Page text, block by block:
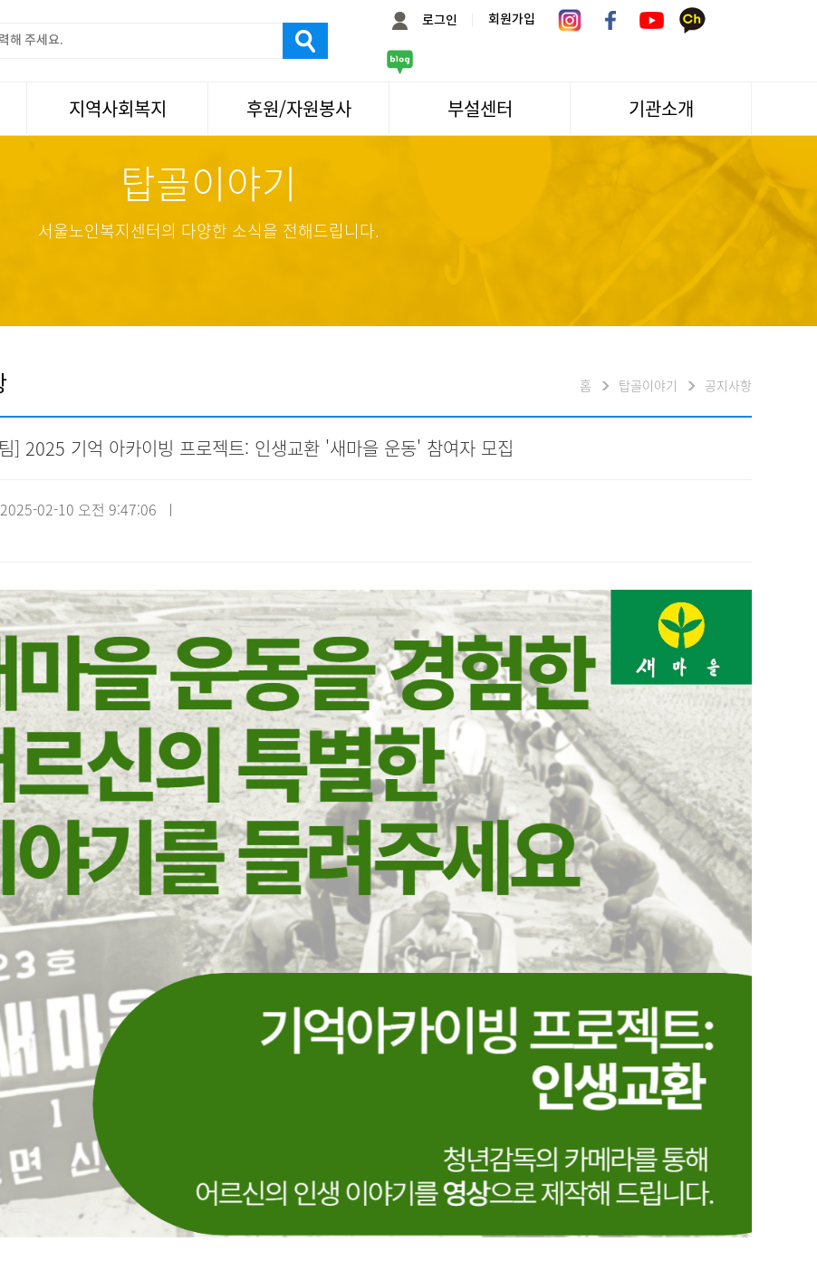
로그인 회원가입
지역사회복지
서울국제노인영화제
나눔축제/국화축제
활기찬미래연구소
어르신문화거리사업
후원/자원봉사
후원
자원봉사
기업사회봉사
부설센터 기관소개
기관방문/시설대관
오시는길
채용
탑골이야기
서울노인복지센터의 다양한 소식을 전해드립니다.
홈 탑골이야기 공지사항
] 2025 기억 아카이빙 프로젝트: 인생교환 '새마을 운동' 참여자 모집
02-10 오전 9:47:06 ㅣ